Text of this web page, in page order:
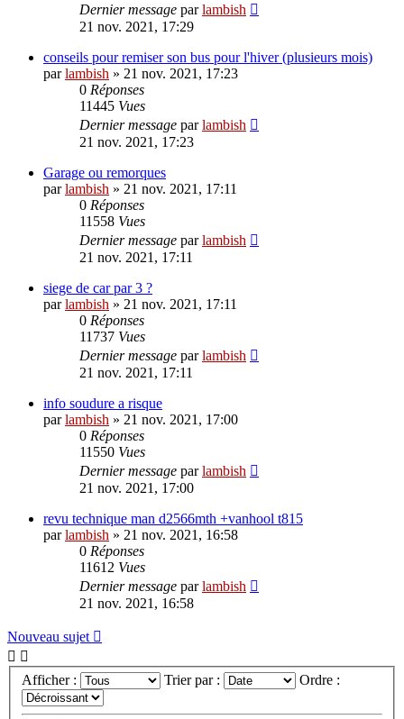
Dernier message parlambish
21 nov. 2021, 17:29
conseils pour remiser son bus pour l'hiver (plusieurs mois)
parlambish » 21 nov. 2021, 17:23
0 Réponses
11445 Vues
Dernier message parlambish
21 nov. 2021, 17:23
Garage ou remorques
parlambish » 21 nov. 2021, 17:11
0 Réponses
11558 Vues
Dernier message parlambish
21 nov. 2021, 17:11
siege de car par 3 ?
parlambish » 21 nov. 2021, 17:11
0 Réponses
11737 Vues
Dernier message parlambish
21 nov. 2021, 17:11
info soudure a risque
parlambish » 21 nov. 2021, 17:00
0 Réponses
11550 Vues
Dernier message parlambish
21 nov. 2021, 17:00
revu technique man d2566mth +vanhool t815
parlambish » 21 nov. 2021, 16:58
0 Réponses
11612 Vues
Dernier message parlambish
21 nov. 2021, 16:58
Nouveau sujet
Afficher : Trier par : Ordre :